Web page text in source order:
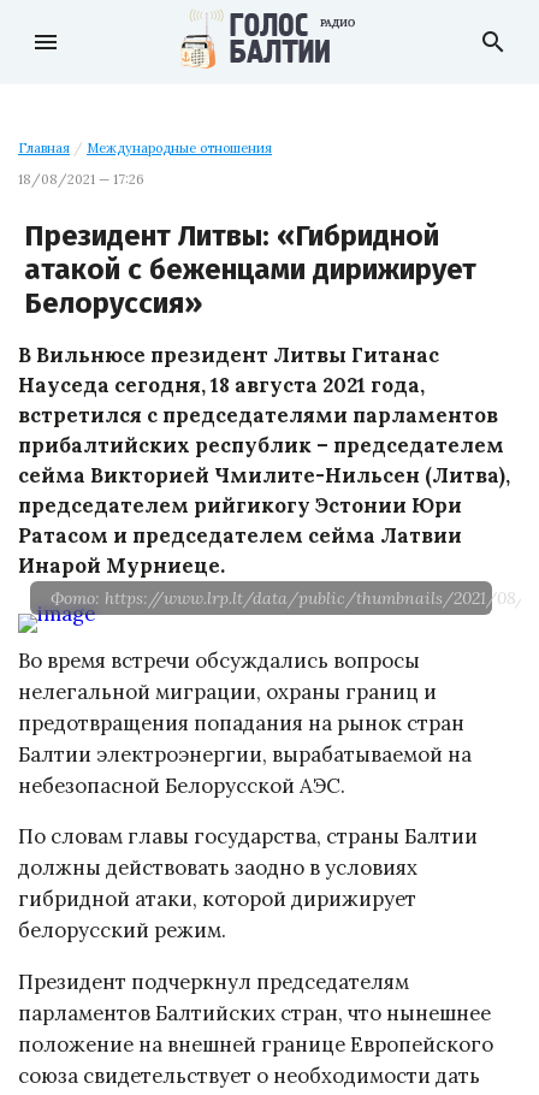
menu search
Главная / Международные отношения
18/08/2021 — 17:26
Президент Литвы: «Гибридной
атакой с беженцами дирижирует
Белоруссия»
В Вильнюсе президент Литвы Гитанас
Науседа сегодня, 18 августа 2021 года,
встретился с председателями парламентов
прибалтийских республик – председателем
сейма Викторией Чмилите-Нильсен (Литва),
председателем рийгикогу Эстонии Юри
Ратасом и председателем сейма Латвии
Инарой Мурниеце.
Фото: https://www.lrp.lt/data/public/thumbnails/2021/08/
Во время встречи обсуждались вопросы
нелегальной миграции, охраны границ и
предотвращения попадания на рынок стран
Балтии электроэнергии, вырабатываемой на
небезопасной Белорусской АЭС.
По словам главы государства, страны Балтии
должны действовать заодно в условиях
гибридной атаки, которой дирижирует
белорусский режим.
Президент подчеркнул председателям
парламентов Балтийских стран, что нынешнее
положение на внешней границе Европейского
союза свидетельствует о необходимости дать